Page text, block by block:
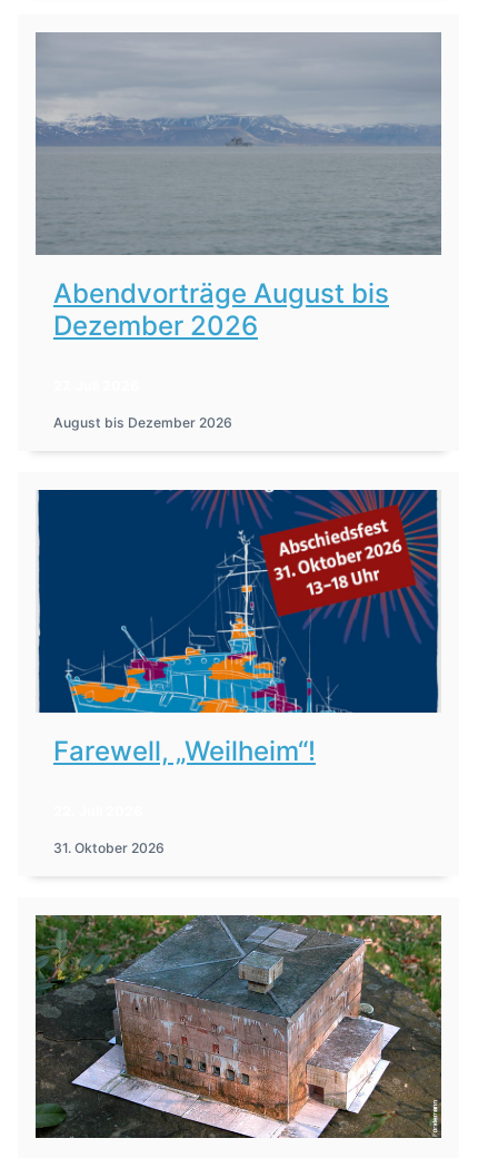
Abendvorträge August bis
Dezember 2026
August bis Dezember 2026
Farewell, „Weilheim“!
31. Oktober 2026